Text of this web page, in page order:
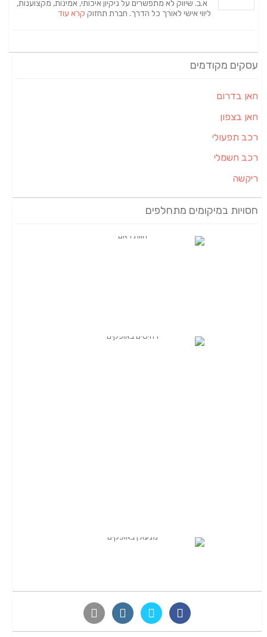
א.ב. שיווק לא מתפשרים על ניקיון איכותי, אמינות, מקצוענות,
ליווי אישי לאורך כל הדרך. חברת תחזוק קרא עוד
עסקים מקודמים
חאן בדרום
חאן בצפון
רכב תפעולי
רכב חשמלי
ריקשה
חסויות במיקומים מתחלפים